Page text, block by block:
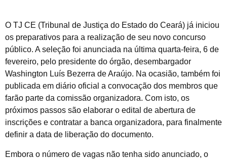
O TJ CE (Tribunal de Justiça do Estado do Ceará) já iniciou
os preparativos para a realização de seu novo concurso
público. A seleção foi anunciada na última quarta-feira, 6 de
fevereiro, pelo presidente do órgão, desembargador
Washington Luís Bezerra de Araújo. Na ocasião, também foi
publicada em diário oficial a convocação dos membros que
farão parte da comissão organizadora. Com isto, os
próximos passos são elaborar o edital de abertura de
inscrições e contratar a banca organizadora, para finalmente
definir a data de liberação do documento.
Embora o número de vagas não tenha sido anunciado, o